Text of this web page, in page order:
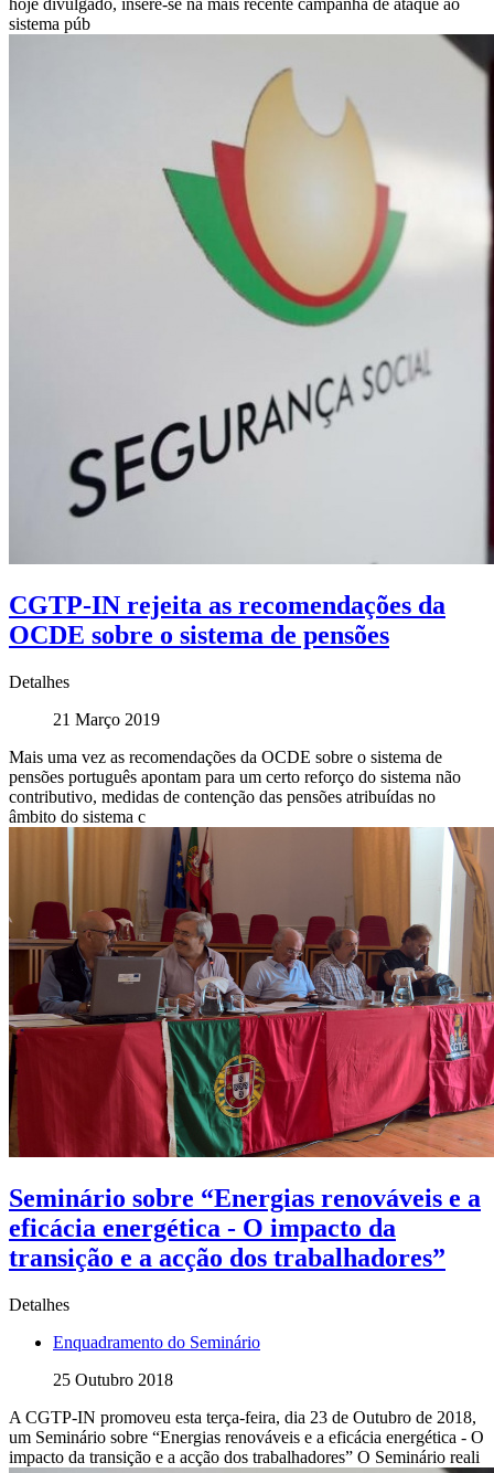
hoje divulgado, insere-se na mais recente campanha de ataque ao
sistema púb
CGTP-IN rejeita as recomendações da
OCDE sobre o sistema de pensões
Detalhes
21 Março 2019
Mais uma vez as recomendações da OCDE sobre o sistema de
pensões português apontam para um certo reforço do sistema não
contributivo, medidas de contenção das pensões atribuídas no
âmbito do sistema c
Seminário sobre “Energias renováveis e a
eficácia energética - O impacto da
transição e a acção dos trabalhadores”
Detalhes
Enquadramento do Seminário
25 Outubro 2018
A CGTP-IN promoveu esta terça-feira, dia 23 de Outubro de 2018,
um Seminário sobre “Energias renováveis e a eficácia energética - O
impacto da transição e a acção dos trabalhadores” O Seminário reali